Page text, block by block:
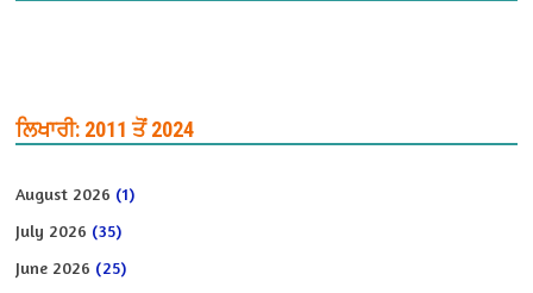
ਲਿਖਾਰੀ: 2011 ਤੋਂ 2024
August 2026 (1)
July 2026 (35)
June 2026 (25)